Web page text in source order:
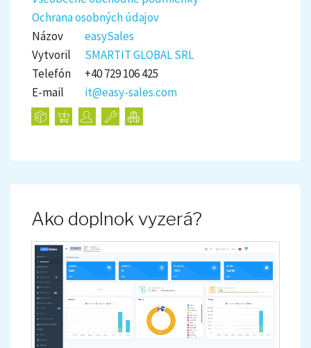
Ochrana osobných údajov
Názov
easySales
Vytvoril
SMARTIT GLOBAL SRL
Telefón
+40 729 106 425
E-mail
it@easy-sales.com
Ako doplnok vyzerá?